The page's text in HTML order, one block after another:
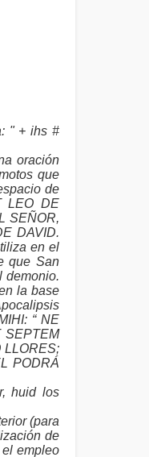
" + ihs #
oración
que
de
LEO DE
SEÑOR,
DAVID.
en el
que San
demonio.
la base
“ NE
SEPTEM
LLORES;
PODRÁ
huid los
(para
de
empleo